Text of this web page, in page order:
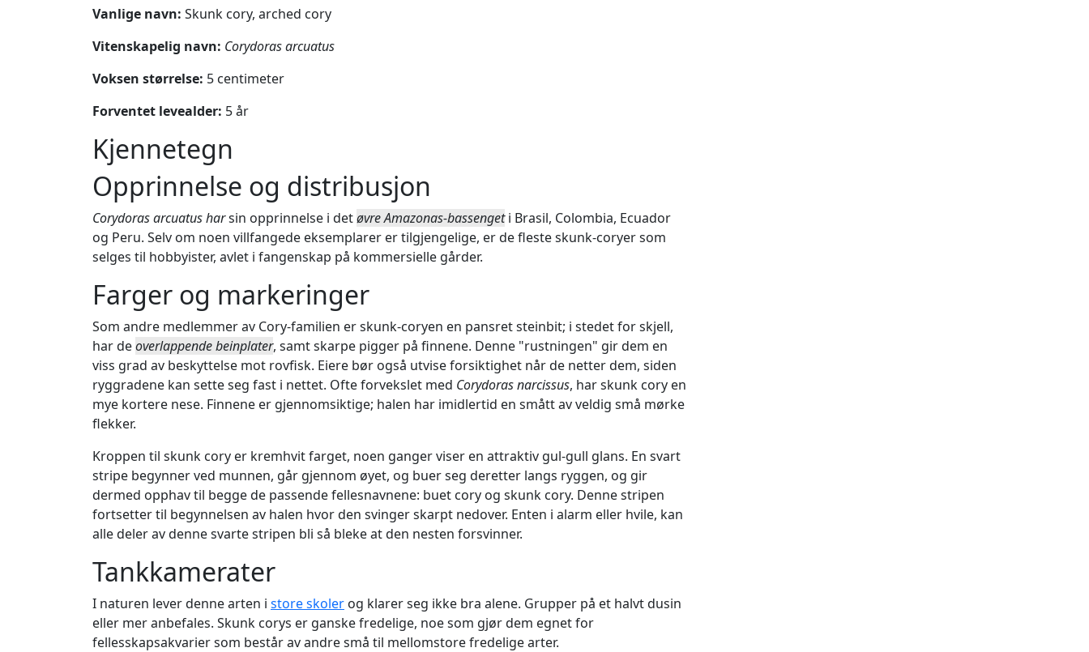
Vanlige navn: Skunk cory, arched cory
Vitenskapelig navn: Corydoras arcuatus
Voksen størrelse: 5 centimeter
Forventet levealder: 5 år
Kjennetegn
Opprinnelse og distribusjon
Corydoras arcuatus harsin opprinnelse i detøvre Amazonas-bassengeti Brasil, Colombia, Ecuador
og Peru. Selv om noen villfangede eksemplarer er tilgjengelige, er de fleste skunk-coryer som
selges til hobbyister, avlet i fangenskap på kommersielle gårder.
Farger og markeringer
Som andre medlemmer av Cory-familien er skunk-coryen en pansret steinbit; i stedet for skjell,
har deoverlappende beinplater, samt skarpe pigger på finnene. Denne "rustningen" gir dem en
viss grad av beskyttelse mot rovfisk. Eiere bør også utvise forsiktighet når de netter dem, siden
ryggradene kan sette seg fast i nettet. Ofte forvekslet med Corydoras narcissus, har skunk cory en
mye kortere nese. Finnene er gjennomsiktige; halen har imidlertid en smått av veldig små mørke
flekker.
Kroppen til skunk cory er kremhvit farget, noen ganger viser en attraktiv gul-gull glans. En svart
stripe begynner ved munnen, går gjennom øyet, og buer seg deretter langs ryggen, og gir
dermed opphav til begge de passende fellesnavnene: buet cory og skunk cory. Denne stripen
fortsetter til begynnelsen av halen hvor den svinger skarpt nedover. Enten i alarm eller hvile, kan
alle deler av denne svarte stripen bli så bleke at den nesten forsvinner.
Tankkamerater
I naturen lever denne arten i store skoler og klarer seg ikke bra alene. Grupper på et halvt dusin
eller mer anbefales. Skunk corys er ganske fredelige, noe som gjør dem egnet for
fellesskapsakvarier som består av andre små til mellomstore fredelige arter.